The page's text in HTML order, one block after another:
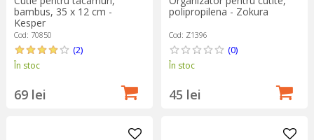
bambus, 35 x 12 cm -
Kesper
Cod: 70850
(2)
În stoc
69 lei
polipropilena - Zokura
Cod: Z1396
(0)
În stoc
45 lei